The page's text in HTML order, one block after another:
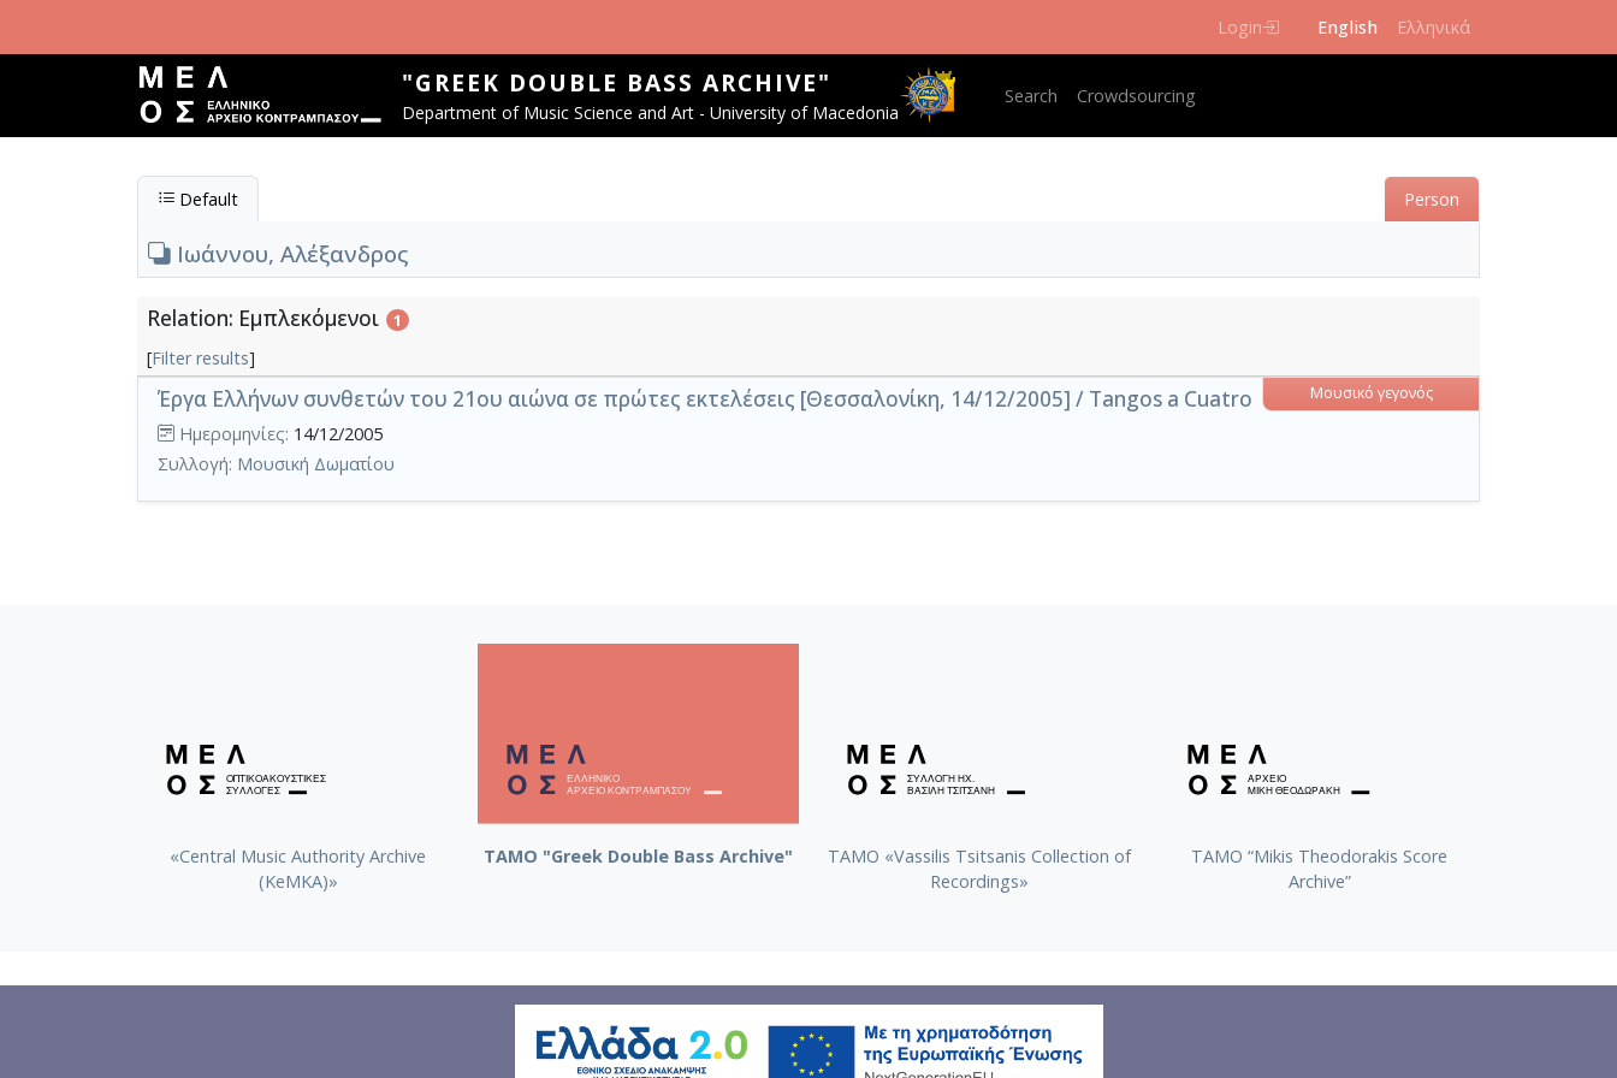
Login English Ελληνικά
"GREEK DOUBLE BASS ARCHIVE"
Department of Music Science and Art - University of Macedonia
Main navigation
Search Crowdsourcing
Default Person
Ιωάννου, Αλέξανδρος
Relation: Εμπλεκόμενοι 1
[Filter results]
Έργα Ελλήνων συνθετών του 21ου αιώνα σε πρώτες εκτελέσεις [Θεσσαλονίκη, 14/12/2005] / Tangos a Cuatro Μουσικό γεγονός
Ημερομηνίες: 14/12/2005
Συλλογή: Μουσική Δωματίου
«Central Music Authority Archive
(KeMKA)»
ΤΑΜΟ "Greek Double Bass Archive"
TAMO «Vassilis Tsitsanis Collection of
Recordings»
TAMO “Mikis Theodorakis Score
Archive”